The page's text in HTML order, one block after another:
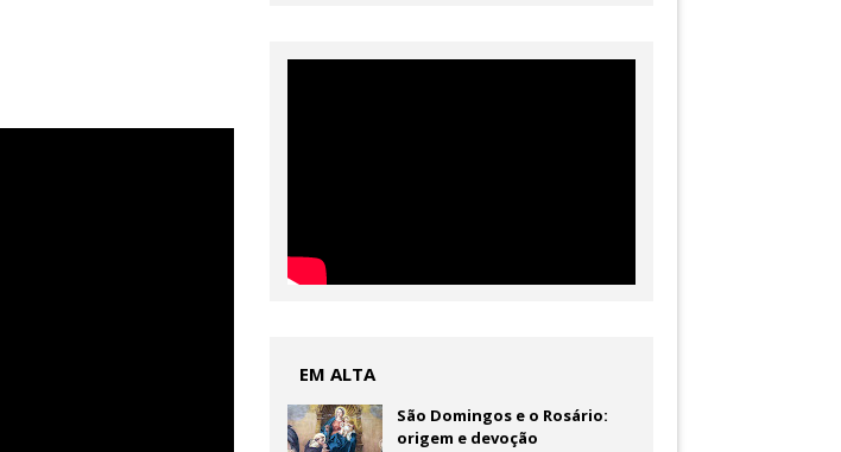
EM ALTA
São Domingos e o Rosário:
origem e devoção